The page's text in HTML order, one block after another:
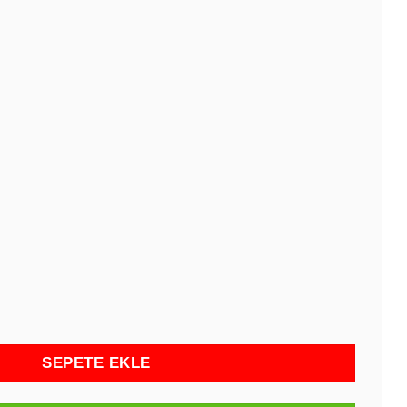
Futbol Takımlı Formalı Ekonomik Model (100 Adet) -
SEPETE EKLE